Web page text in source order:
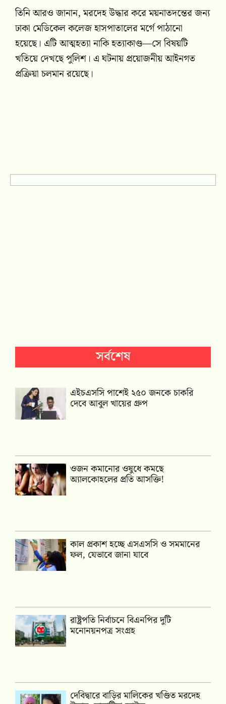
তিনি আরও জানান, মরদেহ উদ্ধার করে ময়নাতদন্তের জন্য
ঢাকা মেডিকেল কলেজ হাসপাতালের মর্গে পাঠানো
হয়েছে। এটি আত্মহত্যা নাকি হত্যাকাণ্ড—সে বিষয়টি
খতিয়ে দেখছে পুলিশ। এ ঘটনায় প্রয়োজনীয় আইনগত
প্রক্রিয়া চলমান রয়েছে।
সর্বশেষ
এইচএসসি পাশেই ২৫০ জনকে চাকরি
দেবে আবুল খায়ের গ্রুপ
ওজন কমানোর ওষুধে কমছে
অ্যালকোহলের প্রতি আসক্তি!
কাল প্রকাশ হচ্ছে এসএসসি ও সমমানের
ফল, যেভাবে জানা যাবে
রাষ্ট্রপতি নির্বাচনে বিএনপির দুটি
মনোনয়নপত্র সংগ্রহ
দেবিদ্বারে বাড়ির মালিকের খণ্ডিত মরদেহ